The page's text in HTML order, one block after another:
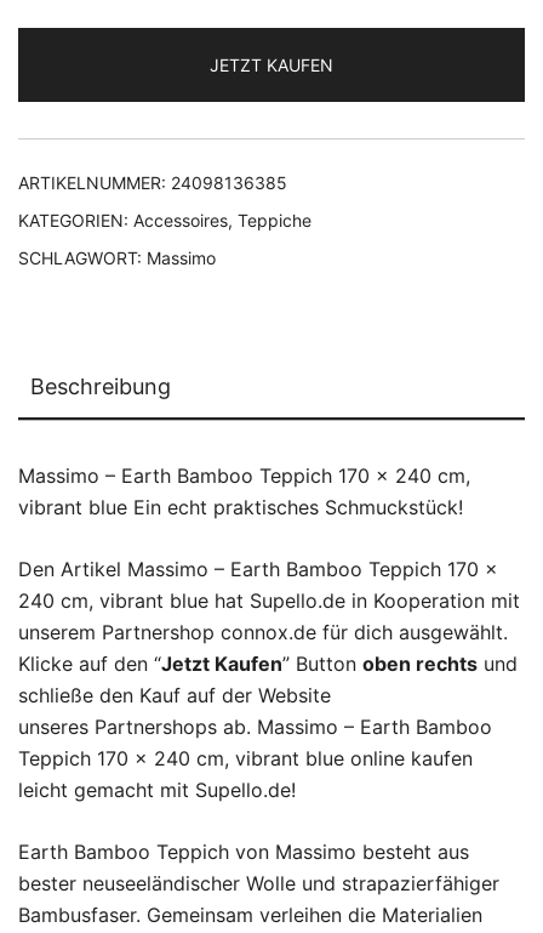
JETZT KAUFEN
ARTIKELNUMMER: 24098136385
KATEGORIEN: Accessoires, Teppiche
SCHLAGWORT: Massimo
Beschreibung
Massimo – Earth Bamboo Teppich 170 x 240 cm,
vibrant blue Ein echt praktisches Schmuckstück!
Den Artikel Massimo – Earth Bamboo Teppich 170 x
240 cm, vibrant blue hat Supello.de in Kooperation mit
unserem Partnershop connox.de für dich ausgewählt.
Klicke auf den “Jetzt Kaufen” Button oben rechts und
schließe den Kauf auf der Website
unseres Partnershops ab. Massimo – Earth Bamboo
Teppich 170 x 240 cm, vibrant blue online kaufen
leicht gemacht mit Supello.de!
Earth Bamboo Teppich von Massimo besteht aus
bester neuseeländischer Wolle und strapazierfähiger
Bambusfaser. Gemeinsam verleihen die Materialien